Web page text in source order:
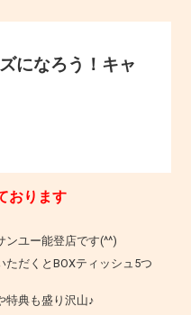
になろう！キャ
おります
ンユー能登店です(^^)
だくとBOXティッシュ5つ
特典も盛り沢山♪